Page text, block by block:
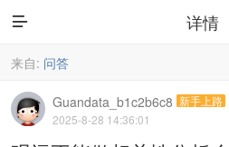
 详情
来自: 问答
Guandata_b1c2b6c8 新手上路
2025-8-28 14:36:01